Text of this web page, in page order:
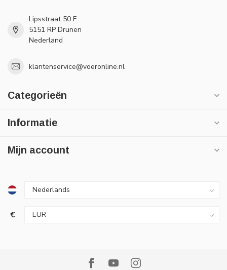
Lipsstraat 50 F
5151 RP Drunen
Nederland
klantenservice@voeronline.nl
Categorieën
Informatie
Mijn account
€